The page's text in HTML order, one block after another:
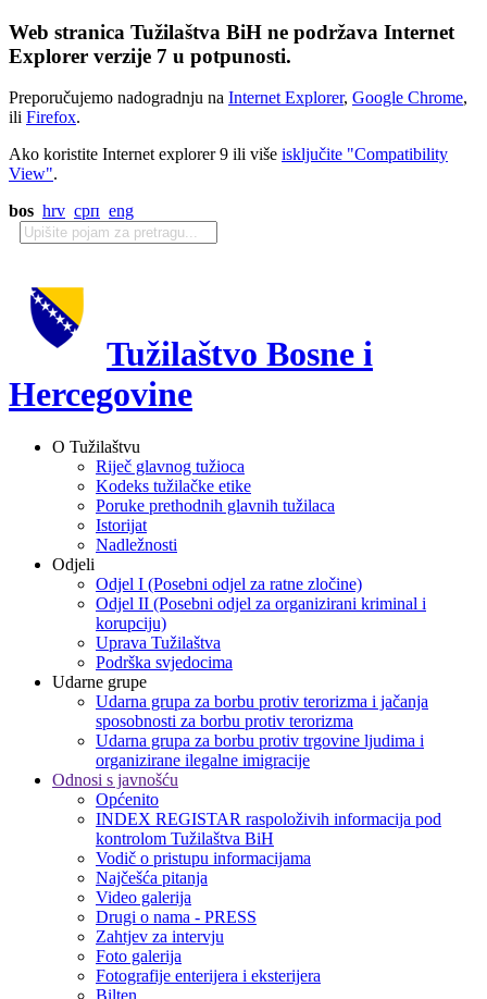
Web stranica Tužilaštva BiH ne podržava Internet
Explorer verzije 7 u potpunosti.
Preporučujemo nadogradnju na Internet Explorer, Google Chrome,
ili Firefox.
Ako koristite Internet explorer 9 ili više isključite "Compatibility
View".
bos hrv срп eng
Tužilaštvo Bosne i
Hercegovine
O Tužilaštvu
Riječ glavnog tužioca
Kodeks tužilačke etike
Poruke prethodnih glavnih tužilaca
Istorijat
Nadležnosti
Odjeli
Odjel I (Posebni odjel za ratne zločine)
Odjel II (Posebni odjel za organizirani kriminal i
korupciju)
Uprava Tužilaštva
Podrška svjedocima
Udarne grupe
Udarna grupa za borbu protiv terorizma i jačanja
sposobnosti za borbu protiv terorizma
Udarna grupa za borbu protiv trgovine ljudima i
organizirane ilegalne imigracije
Odnosi s javnošću
Općenito
INDEX REGISTAR raspoloživih informacija pod
kontrolom Tužilaštva BiH
Vodič o pristupu informacijama
Najčešća pitanja
Video galerija
Drugi o nama - PRESS
Zahtjev za intervju
Foto galerija
Fotografije enterijera i eksterijera